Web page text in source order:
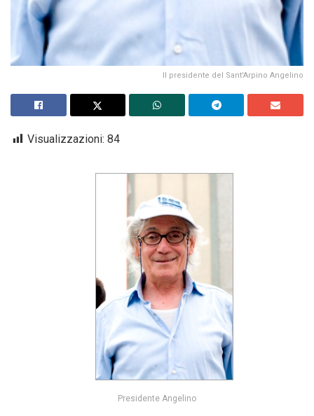
Il presidente del Sant'Arpino Angelino
Visualizzazioni: 84
Presidente Angelino